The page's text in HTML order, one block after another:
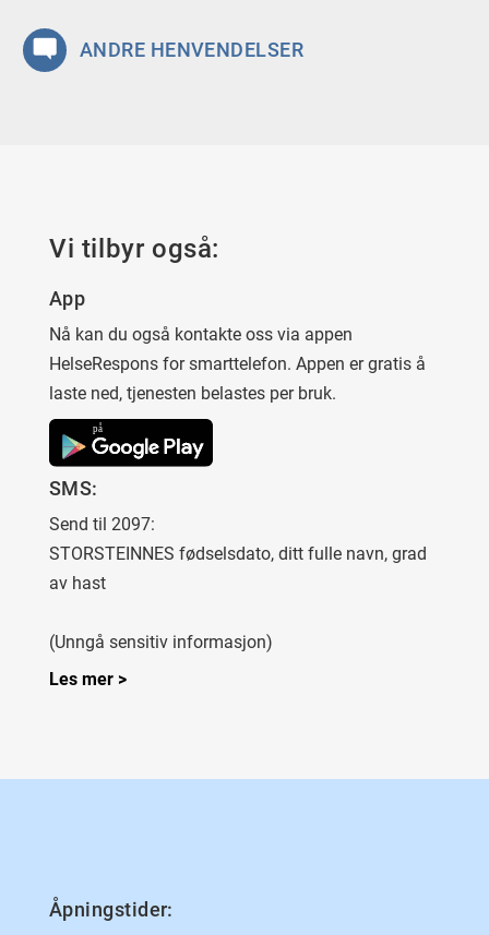
ANDRE HENVENDELSER
Vi tilbyr også:
App
Nå kan du også kontakte oss via appen
HelseRespons for smarttelefon. Appen er gratis å
laste ned, tjenesten belastes per bruk.
SMS:
Send til 2097:
STORSTEINNES fødselsdato, ditt fulle navn, grad
av hast
(Unngå sensitiv informasjon)
Les mer >
Åpningstider: